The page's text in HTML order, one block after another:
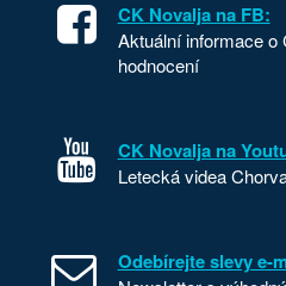
CK Novalja na FB:
Aktuální informace o
hodnocení
CK Novalja na
Letecká videa
Odebírejte slevy e-